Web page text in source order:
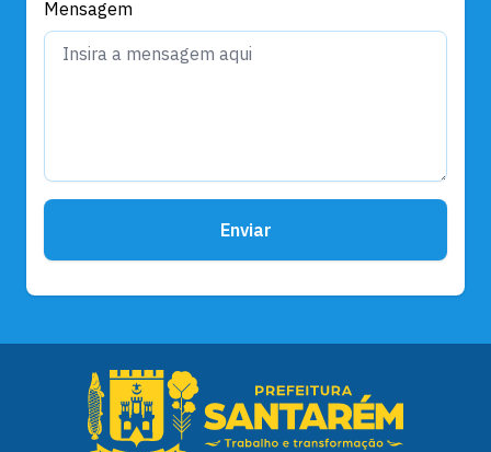
Mensagem
Enviar